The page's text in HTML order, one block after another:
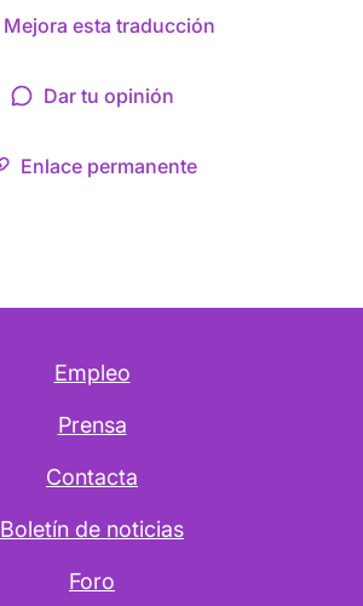
Mejora esta traducción
Dar tu opinión
Enlace permanente
Empleo
Prensa
Contacta
Boletín de noticias
Foro